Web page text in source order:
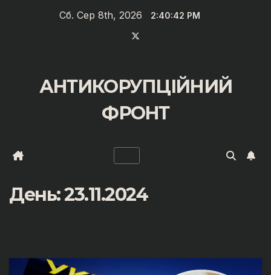
Сб. Сер 8th, 2026 2:40:42 PM
АНТИКОРУПЦІЙНИЙ
ФРОНТ
День:23.11.2024